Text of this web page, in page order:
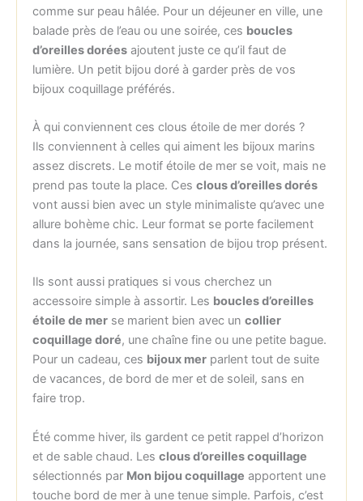
comme sur peau hâlée. Pour un déjeuner en ville, une
balade près de l’eau ou une soirée, ces boucles
d’oreilles doréesajoutent juste ce qu’il faut de
lumière. Un petit bijou doré à garder près de vos
bijoux coquillage préférés.
À qui conviennent ces clous étoile de mer dorés ?
Ils conviennent à celles qui aiment les bijoux marins
assez discrets. Le motif étoile de mer se voit, mais ne
prend pas toute la place. Ces clous d’oreilles dorés
vont aussi bien avec un style minimaliste qu’avec une
allure bohème chic. Leur format se porte facilement
dans la journée, sans sensation de bijou trop présent.
Ils sont aussi pratiques si vous cherchez un
accessoire simple à assortir. Les boucles d’oreilles
étoile de merse marient bien avec un collier
coquillage doré, une chaîne fine ou une petite bague.
Pour un cadeau, ces bijoux merparlent tout de suite
de vacances, de bord de mer et de soleil, sans en
faire trop.
Été comme hiver, ils gardent ce petit rappel d’horizon
et de sable chaud. Les clous d’oreilles coquillage
sélectionnés par Mon bijou coquillage apportent une
touche bord de mer à une tenue simple. Parfois, c’est